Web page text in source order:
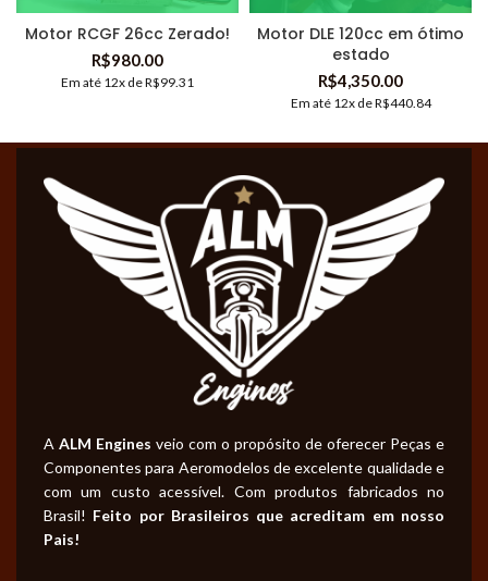
Motor RCGF 26cc Zerado!
R$980.00
Em até 12x deR$99.31
Motor DLE 120cc em ótimo
estado
R$4,350.00
Em até 12x deR$440.84
A ALM Engines veio com o propósito de oferecer Peças e
Componentes para Aeromodelos de excelente qualidade e
com um custo acessível. Com produtos fabricados no
Brasil! Feito por Brasileiros que acreditam em nosso
Pais!